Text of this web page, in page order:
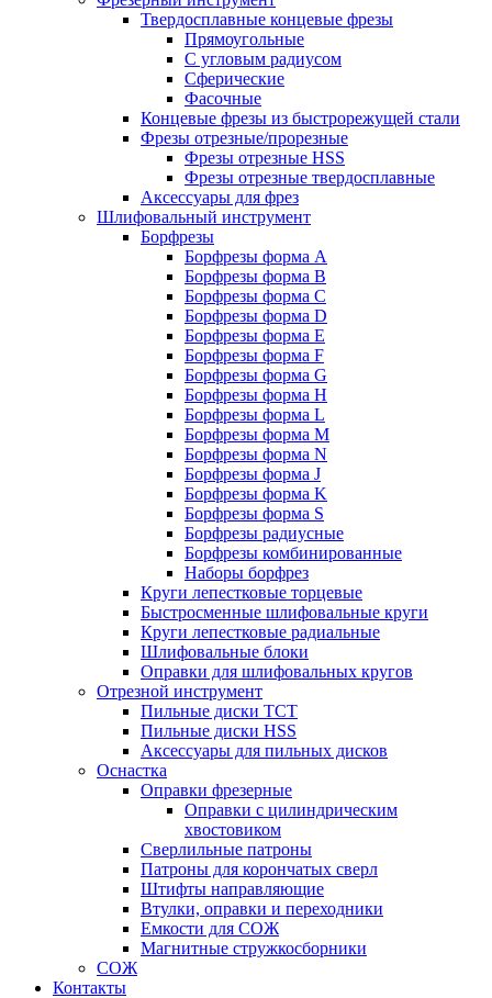
Твердосплавные концевые фрезы
Прямоугольные
С угловым радиусом
Сферические
Фасочные
Концевые фрезы из быстрорежущей стали
Фрезы отрезные/прорезные
Фрезы отрезные HSS
Фрезы отрезные твердосплавные
Аксессуары для фрез
Шлифовальный инструмент
Борфрезы
Борфрезы форма A
Борфрезы форма B
Борфрезы форма C
Борфрезы форма D
Борфрезы форма E
Борфрезы форма F
Борфрезы форма G
Борфрезы форма H
Борфрезы форма L
Борфрезы форма M
Борфрезы форма N
Борфрезы форма J
Борфрезы форма K
Борфрезы форма S
Борфрезы радиусные
Борфрезы комбинированные
Наборы борфрез
Круги лепестковые торцевые
Быстросменные шлифовальные круги
Круги лепестковые радиальные
Шлифовальные блоки
Оправки для шлифовальных кругов
Отрезной инструмент
Пильные диски ТСТ
Пильные диски HSS
Аксессуары для пильных дисков
Оснастка
Оправки фрезерные
Оправки с цилиндрическим
хвостовиком
Сверлильные патроны
Патроны для корончатых сверл
Штифты направляющие
Втулки, оправки и переходники
Емкости для СОЖ
Магнитные стружкосборники
СОЖ
Контакты